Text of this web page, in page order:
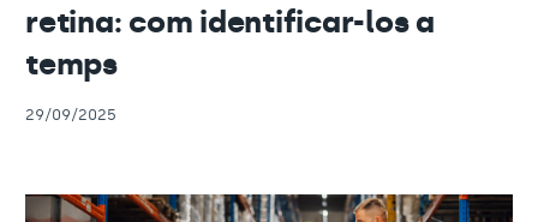
retina: com identificar-los a
temps
29/09/2025